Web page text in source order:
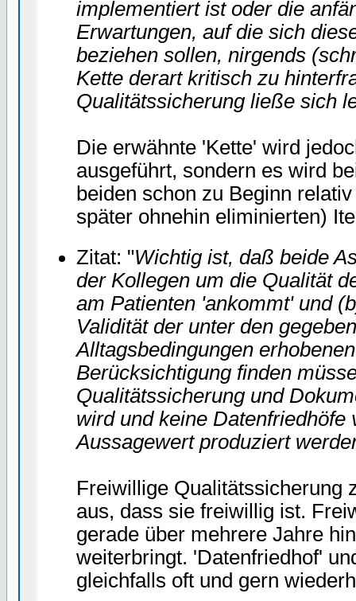
implementiert ist oder die
Erwartungen, auf die sich
beziehen sollen, nirgends
Kette derart kritisch zu
Qualitätssicherung ließe sich
Die erwähnte 'Kette' wird
ausgeführt, sondern es wird
beiden schon zu Beginn
später ohnehin eliminierten)
Zitat: "Wichtig ist, daß beide
der Kollegen um die Qualität
am Patienten 'ankommt' und
Validität der unter den
Alltagsbedingungen
Berücksichtigung finden
Qualitätssicherung und
wird und keine Datenfriedhöfe
Aussagewert produziert
Freiwillige Qualitätssicherung
aus, dass sie freiwillig ist.
gerade über mehrere Jahre
weiterbringt. 'Datenfriedhof'
gleichfalls oft und gern